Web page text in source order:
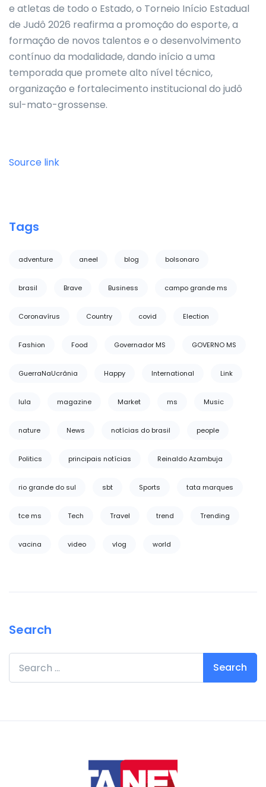
e atletas de todo o Estado, o Torneio Início Estadual
de Judô 2026 reafirma a promoção do esporte, a
formação de novos talentos e o desenvolvimento
contínuo da modalidade, dando início a uma
temporada que promete alto nível técnico,
organização e fortalecimento institucional do judô
sul-mato-grossense.
Source link
Tags
adventure aneel blog bolsonaro
brasil Brave Business campo grande ms
Coronavírus Country covid Election
Fashion Food Governador MS GOVERNO MS
GuerraNaUcrânia Happy International Link
lula magazine Market ms Music
nature News notícias do brasil people
Politics principais notícias Reinaldo Azambuja
rio grande do sul sbt Sports tata marques
tce ms Tech Travel trend Trending
vacina video vlog world
Search
Search for: